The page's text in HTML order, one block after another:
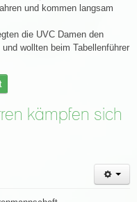
und kommen langsam
die UVC Damen den
wollten beim Tabellenführer
kämpfen sich